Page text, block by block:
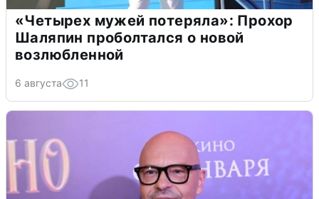
«Четырех мужей потеряла»: Прохор
Шаляпин проболтался о новой
возлюбленной
6 августа 11